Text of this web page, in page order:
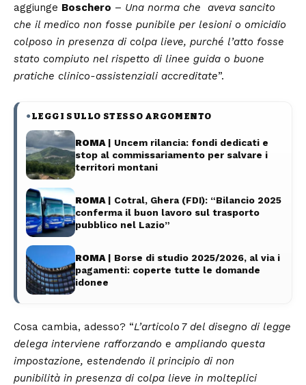
aggiunge Boschero – Una norma che aveva sancito
che il medico non fosse punibile per lesioni o omicidio
colposo in presenza di colpa lieve, purché l’atto fosse
stato compiuto nel rispetto di linee guida o buone
pratiche clinico-assistenziali accreditate”.
●LEGGI SULLO STESSO ARGOMENTO
ROMA | Uncem rilancia: fondi dedicati e
stop al commissariamento per salvare i
territori montani
ROMA | Cotral, Ghera (FDI): “Bilancio 2025
conferma il buon lavoro sul trasporto
pubblico nel Lazio”
ROMA | Borse di studio 2025/2026, al via i
pagamenti: coperte tutte le domande
idonee
Cosa cambia, adesso? “L’articolo 7 del disegno di legge
delega interviene rafforzando e ampliando questa
impostazione, estendendo il principio di non
punibilità in presenza di colpa lieve in molteplici